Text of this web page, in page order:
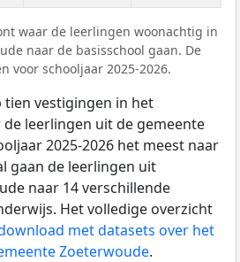
waar de leerlingen woonachtig in
naar de basisschool gaan. De
voor schooljaar 2025-2026.
tien vestigingen in het
leerlingen uit de gemeente
2025-2026 het meest naar
gaan de leerlingen uit
naar 14 verschillende
Het volledige overzicht
met datasets over het
Zoeterwoude.